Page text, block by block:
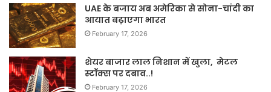
UAE के बजाय अब अमेरिका से सोना-चांदी का
आयात बढ़ाएगा भारत
February 17, 2026
शेयर बाजार लाल निशान में खुला, मेटल
स्टॉक्स पर दबाव..!
February 17, 2026